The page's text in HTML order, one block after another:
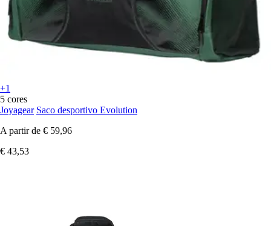
+1
5 cores
Joyagear Saco desportivo Evolution
A partir de € 59,96
€ 43,53